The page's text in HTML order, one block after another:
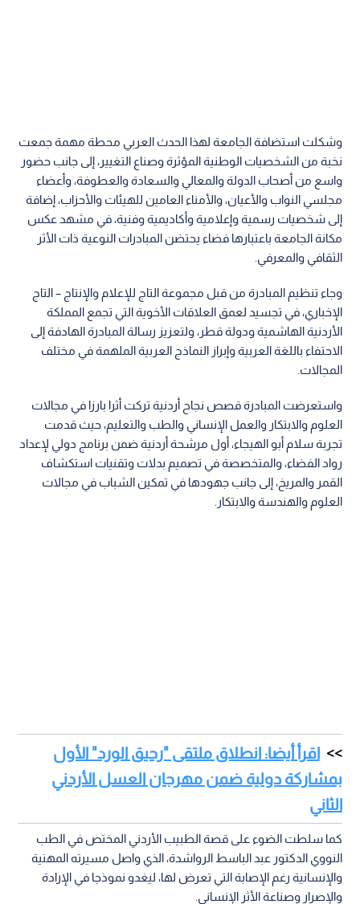
وشكلت استضافة الجامعة لهذا الحدث العربي محطة مهمة جمعت
نخبة من الشخصيات الوطنية المؤثرة وصناع التغيير، إلى جانب حضور
واسع من أصحاب الدولة والمعالي والسعادة والعطوفة، وأعضاء
مجلسي النواب والأعيان، والأمناء العامين للهيئات والأحزاب، إضافة
إلى شخصيات رسمية وإعلامية وأكاديمية وفنية، في مشهد عكس
مكانة الجامعة باعتبارها فضاء يحتضن المبادرات النوعية ذات الأثر
الثقافي والمعرفي.
وجاء تنظيم المبادرة من قبل مجموعة التاج للإعلام والإنتاج – التاج
الإخباري، في تجسيد لعمق العلاقات الأخوية التي تجمع المملكة
الأردنية الهاشمية ودولة قطر، ولتعزيز رسالة المبادرة الهادفة إلى
الاحتفاء باللغة العربية وإبراز النماذج العربية الملهمة في مختلف
المجالات.
واستعرضت المبادرة قصص نجاح أردنية تركت أثرا بارزا في مجالات
العلوم والابتكار والعمل الإنساني والطب والتعليم، حيث قدمت
تجربة سلام أبو الهيجاء، أول مرشحة أردنية ضمن برنامج دولي لإعداد
رواد الفضاء، والمتخصصة في تصميم بدلات وتقنيات استكشاف
القمر والمريخ، إلى جانب جهودها في تمكين الشباب في مجالات
العلوم والهندسة والابتكار.
اقرأ أيضا: انطلاق ملتقى "رحيق الورد" الأول
بمشاركة دولية ضمن مهرجان العسل الأردني
الثاني
كما سلطت الضوء على قصة الطبيب الأردني المختص في الطب
النووي الدكتور عبد الباسط الرواشدة، الذي واصل مسيرته المهنية
والإنسانية رغم الإصابة التي تعرض لها، ليغدو نموذجا في الإرادة
والإصرار وصناعة الأثر الإنساني.